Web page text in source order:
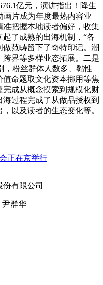
亿元，演讲指出！降生
片成为年度最热内容业
准把握本地读者偏好，收集
了成熟的出海机制，“各
范畴留下了奇特印记。潮
界等多样业态拓展。二是
，粉丝群体人数多、黏性
命题取文化资本挪用等焦
完成从概念摸索到规模化财
过程完成了从做品授权到
以及读者的生态变化等。
正在京举行
尹群华